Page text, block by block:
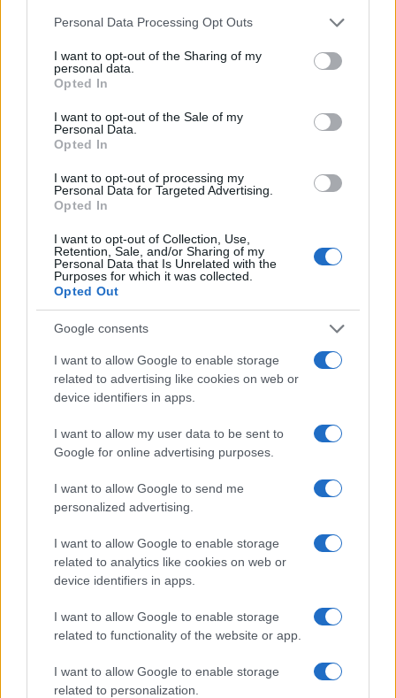
Please note that this website/app uses one or more Google
not limited to your visit or usage behaviour. You may click to
grant or deny consent to Google and its third-party tags to
use your data for below specified purposes in below Google
consent section.
Personal Data Processing Opt Outs
I want to opt-out of the Sharing of my
personal data.
Opted In
I want to opt-out of the Sale of my
Personal Data.
Opted In
I want to opt-out of processing my
Personal Data for Targeted Advertising.
Opted In
I want to opt-out of Collection, Use,
Retention, Sale, and/or Sharing of my
Personal Data that Is Unrelated with the
Purposes for which it was collected.
Opted Out
Google consents
I want to allow Google to enable storage
related to advertising like cookies on web or
device identifiers in apps.
I want to allow my user data to be sent to
Google for online advertising purposes.
I want to allow Google to send me
personalized advertising.
I want to allow Google to enable storage
related to analytics like cookies on web or
device identifiers in apps.
I want to allow Google to enable storage
related to functionality of the website or app.
I want to allow Google to enable storage
related to personalization.
Subsidio para padres viudos solteros 2024: quién
tiene derecho a él y cómo solicitarlo
Este apoyo está dirigido a las familias monoparentales en las que uno de
los dos padres ha fallecido y el otro superviviente…
Consejo editorial · 29 Jun 2024
← 1 …